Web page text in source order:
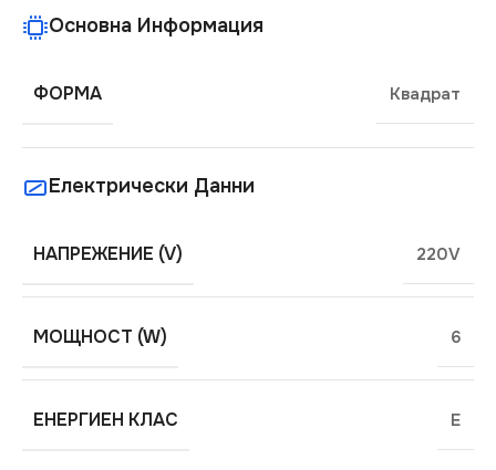
Основна Информация
ФОРМА Квадрат
Електрически Данни
НАПРЕЖЕНИЕ (V) 220V
МОЩНОСТ (W) 6
ЕНЕРГИЕН КЛАС E